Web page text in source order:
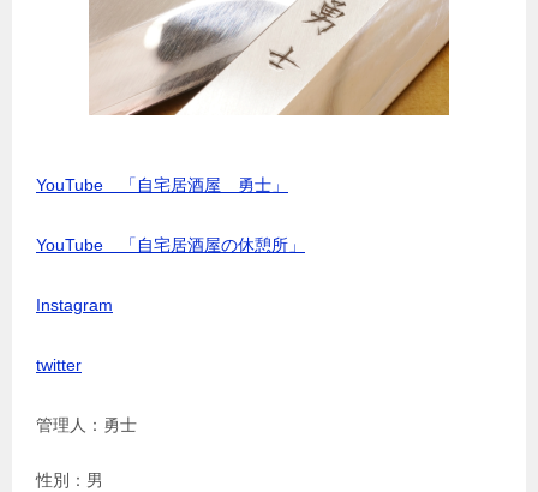
YouTube 「自宅居酒屋 勇士」
YouTube 「自宅居酒屋の休憩所」
Instagram
twitter
管理人：勇士
性別：男